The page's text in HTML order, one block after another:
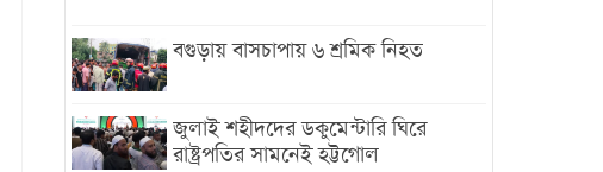
বগুড়ায় বাসচাপায় ৬ শ্রমিক নিহত
জুলাই শহীদদের ডকুমেন্টারি ঘিরে
রাষ্ট্রপতির সামনেই হট্টগোল